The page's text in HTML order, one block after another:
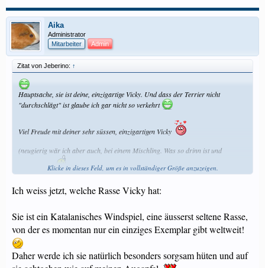
Aika
Administrator
Mitarbeiter
Admin
Zitat von Jeberino: ↑
Hauptsache, sie ist deine, einzigartige Vicky. Und dass der Terrier nicht
"durchschlägt" ist glaube ich gar nicht so verkehrt
Viel Freude mit deiner sehr süssen, einzigartigen Vicky
(neugierig wär ich aber auch, bei einem Mischling. Was so drinn ist und
durchkommt
)
Klicke in dieses Feld, um es in vollständiger Größe anzuzeigen.
Ich weiss jetzt, welche Rasse Vicky hat:
Sie ist ein Katalanisches Windspiel, eine äusserst seltene Rasse,
von der es momentan nur ein einziges Exemplar gibt weltweit!
Daher werde ich sie natürlich besonders sorgsam hüten und auf